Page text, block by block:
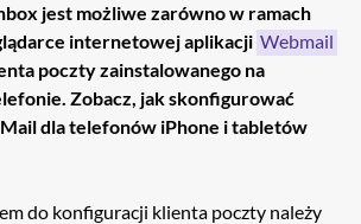
jest możliwe zarówno w ramach
internetowej aplikacji Webmail
poczty zainstalowanego na
Zobacz, jak skonfigurować
dla telefonów iPhone i tabletów
do konfiguracji klienta poczty należy